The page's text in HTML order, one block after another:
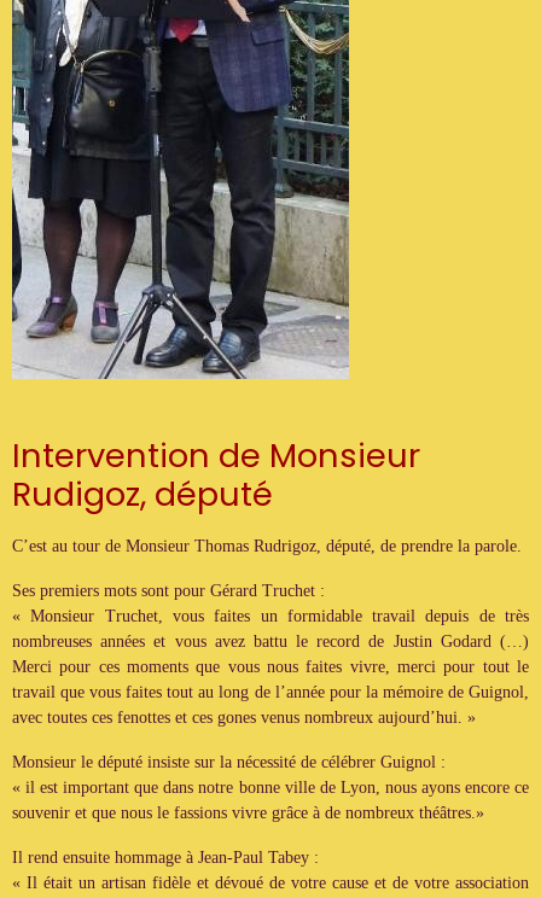
Intervention de Monsieur
Rudigoz, député
C’est au tour de Monsieur Thomas Rudrigoz, député, de prendre la parole.
Ses premiers mots sont pour Gérard Truchet :
« Monsieur Truchet, vous faites un formidable travail depuis de très
nombreuses années et vous avez battu le record de Justin Godard (…)
Merci pour ces moments que vous nous faites vivre, merci pour tout le
travail que vous faites tout au long de l’année pour la mémoire de Guignol,
avec toutes ces fenottes et ces gones venus nombreux aujourd’hui. »
Monsieur le député insiste sur la nécessité de célébrer Guignol :
« il est important que dans notre bonne ville de Lyon, nous ayons encore ce
souvenir et que nous le fassions vivre grâce à de nombreux théâtres.»
Il rend ensuite hommage à Jean-Paul Tabey :
« Il était un artisan fidèle et dévoué de votre cause et de votre association